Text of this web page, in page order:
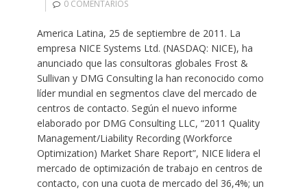
0 COMENTARIOS
America Latina, 25 de septiembre de 2011. La
empresa NICE Systems Ltd. (NASDAQ: NICE), ha
anunciado que las consultoras globales Frost &
Sullivan y DMG Consulting la han reconocido como
líder mundial en segmentos clave del mercado de
centros de contacto. Según el nuevo informe
elaborado por DMG Consulting LLC, “2011 Quality
Management/Liability Recording (Workforce
Optimization) Market Share Report”, NICE lidera el
mercado de optimización de trabajo en centros de
contacto, con una cuota de mercado del 36,4%; un